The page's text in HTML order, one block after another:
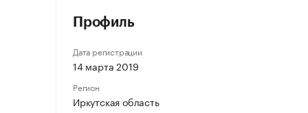
Профиль
Дата регистрации
14 марта 2019
Регион
Иркутская область